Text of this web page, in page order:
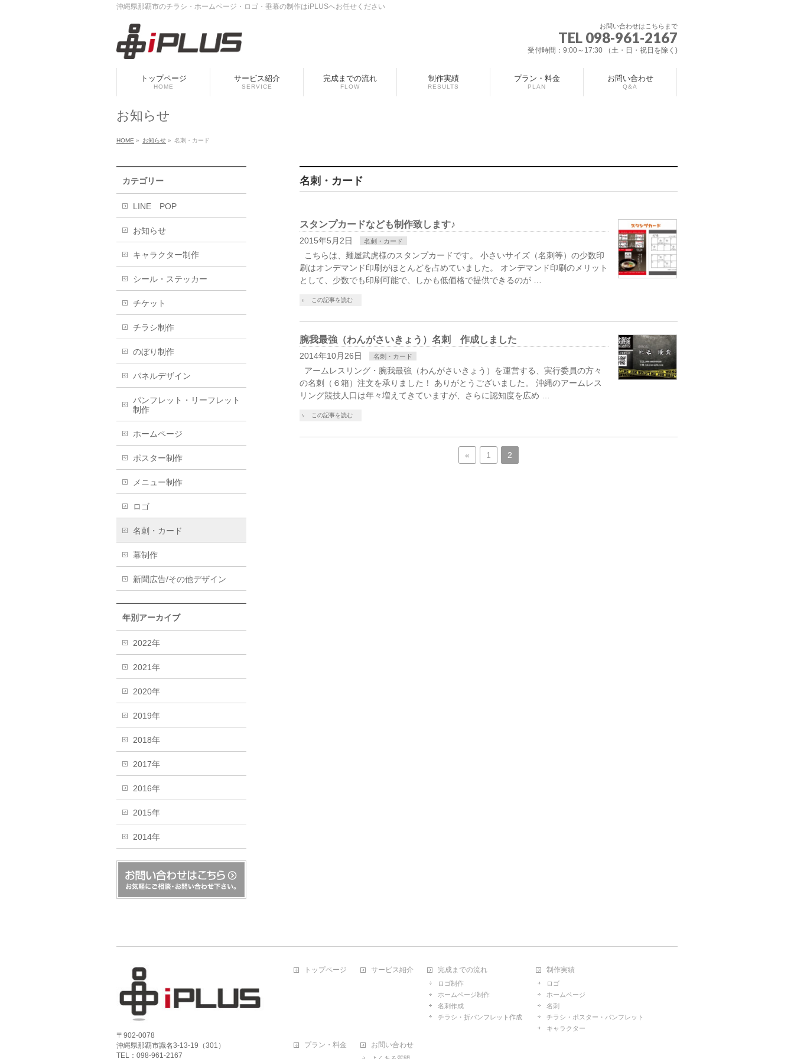
沖縄県那覇市のチラシ・ホームページ・ロゴ・垂幕の制作はiPLUSへお任せください
お問い合わせはこちらまで
TEL 098-961-2167
受付時間：9:00～17:30 （土・日・祝日を除く)
トップページ
HOME
サービス紹介
SERVICE
完成までの流れ
FLOW
制作実績
RESULTS
プラン・料金
PLAN
お問い合わせ
Q&A
お知らせ
HOME » お知らせ » 名刺・カード
名刺・カード
スタンプカードなども制作致します♪
2015年5月2日 名刺・カード
こちらは、麺屋武虎様のスタンプカードです。 小さいサイズ（名刺等）の少数印
刷はオンデマンド印刷がほとんどを占めていました。 オンデマンド印刷のメリット
として、少数でも印刷可能で、しかも低価格で提供できるのが …
この記事を読む
腕我最強（わんがさいきょう）名刺 作成しました
2014年10月26日 名刺・カード
アームレスリング・腕我最強（わんがさいきょう）を運営する、実行委員の方々
の名刺（６箱）注文を承りました！ ありがとうございました。 沖縄のアームレス
リング競技人口は年々増えてきていますが、さらに認知度を広め …
この記事を読む
« 1 2
カテゴリー
LINE POP
お知らせ
キャラクター制作
シール・ステッカー
チケット
チラシ制作
のぼり制作
パネルデザイン
パンフレット・リーフレット
制作
ホームページ
ポスター制作
メニュー制作
ロゴ
名刺・カード
幕制作
新聞広告/その他デザイン
年別アーカイブ
2022年
2021年
2020年
2019年
2018年
2017年
2016年
2015年
2014年
〒902-0078
沖縄県那覇市識名3-13-19（301）
TEL：098-961-2167
トップページ サービス紹介 完成までの流れ
ロゴ制作
ホームページ制作
名刺作成
チラシ・折パンフレット作成
制作実績
ロゴ
ホームページ
名刺
チラシ・ポスター・パンフレット
キャラクター
プラン・料金 お問い合わせ